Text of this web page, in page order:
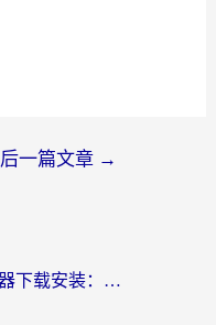
后一篇文章 →
海外崩坏：星穹铁道加速器下载安装：一份给游子的终极网络指南